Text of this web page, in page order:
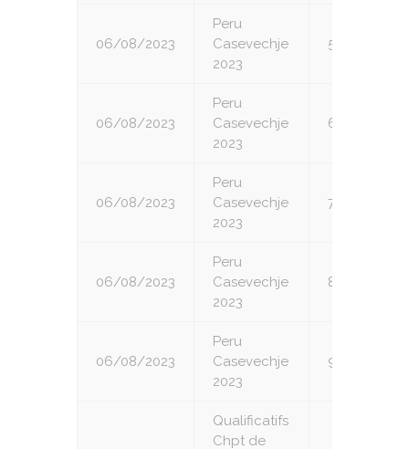
06/08/2023
Peru
Casevechje
2023
5
06/08/2023
Peru
Casevechje
2023
6
06/08/2023
Peru
Casevechje
2023
7
06/08/2023
Peru
Casevechje
2023
8
06/08/2023
Peru
Casevechje
2023
9
Qualificatifs
Chpt de